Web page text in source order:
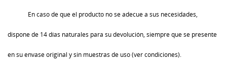
En caso de que el producto no se adecue a sus necesidades,
dispone de 14 días naturales para su devolución, siempre que se presente
en su envase original y sin muestras de uso (ver condiciones).